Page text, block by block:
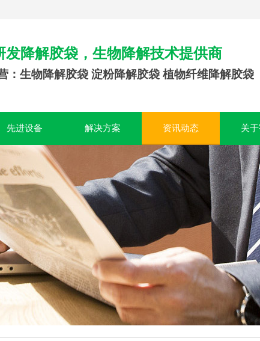
发降解胶袋，生物降解技术提供商
：生物降解胶袋 淀粉降解胶袋 植物纤维降解胶袋
先进设备 解决方案 资讯动态 关